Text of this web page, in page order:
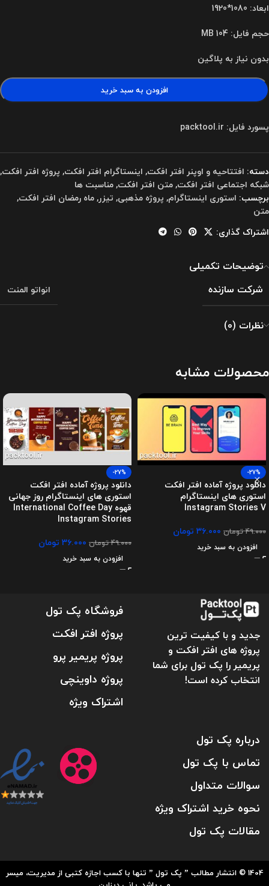
ابعاد: 1080*1920
حجم فایل: 104 MB
بدون نیاز به پلاگین
افزودن به سبد خرید
پسورد فایل: packtool.ir
دسته: افتتاحیه و اوپنر افتر افکت, اینستاگرام افتر افکت, پروژه افتر افکت,
شبکه اجتماعی افتر افکت,متن افتر افکت,مناسبت ها
برچسب: استوری اینستاگرام, پروژه مذهبی, تیزر,ماه رمضان افتر افکت,
متن
اشتراک گذاری:
توضیحات تکمیلی
شرکت سازنده
انواتو المنت
نظرات (0)
محصولات مشابه
-27%
دانلود پروژه آماده افتر افکت
استوری های اینستاگرام
Instagram Stories V
۴۹.۰۰۰تومان ۳۶.۰۰۰ تومان
افزودن به سبد خرید
-27%
دانلود پروژه آماده افتر افکت
استوری های اینستاگرام روز جهانی
قهوه International Coffee Day
Instagram Stories
۴۹.۰۰۰تومان ۳۶.۰۰۰ تومان
افزودن به سبد خرید
جدید و با کیفیت ترین
پروژه های افتر افکت و
پریمیر را پک تول برای شما
انتخاب کرده است!
فروشگاه پک تول
پروژه افتر افکت
پروژه پریمیر پرو
پروژه داوینچی
اشتراک ویژه
درباره پک تول
تماس با پک تول
سوالات متداول
نحوه خرید اشتراک ویژه
مقالات پک تول
1404 © انتشار مطالب ” پک تول ” تنها با کسب اجازه کتبی از مدیریت، میسر